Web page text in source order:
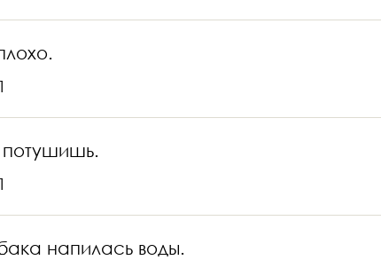
1
1
напилась воды.